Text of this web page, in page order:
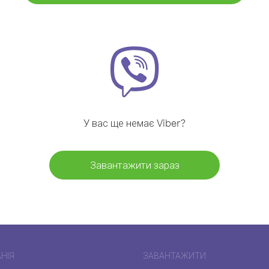
У вас ще немає Viber?
Завантажити зараз
ЗАВАНТАЖИТИ